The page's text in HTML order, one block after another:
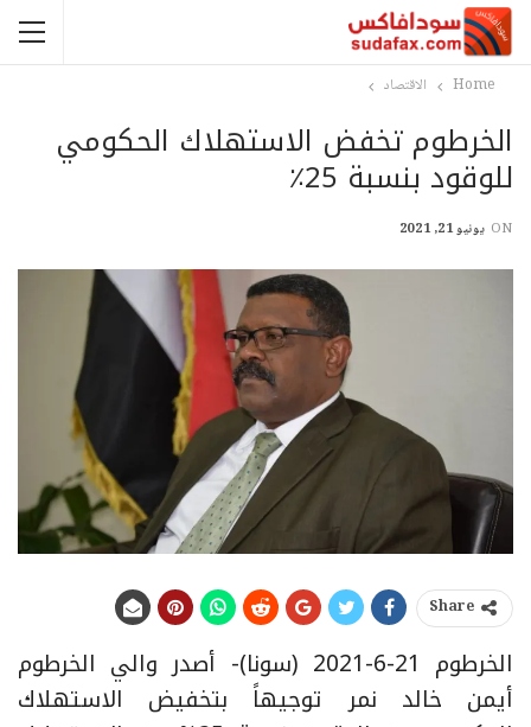
Home الاقتصاد
الخرطوم تخفض الاستهلاك الحكومي
للوقود بنسبة 25٪
ON يونيو 21, 2021
Share
الخرطوم 21-6-2021 (سونا)- أصدر والي الخرطوم
أيمن خالد نمر توجيهاً بتخفيض الاستهلاك